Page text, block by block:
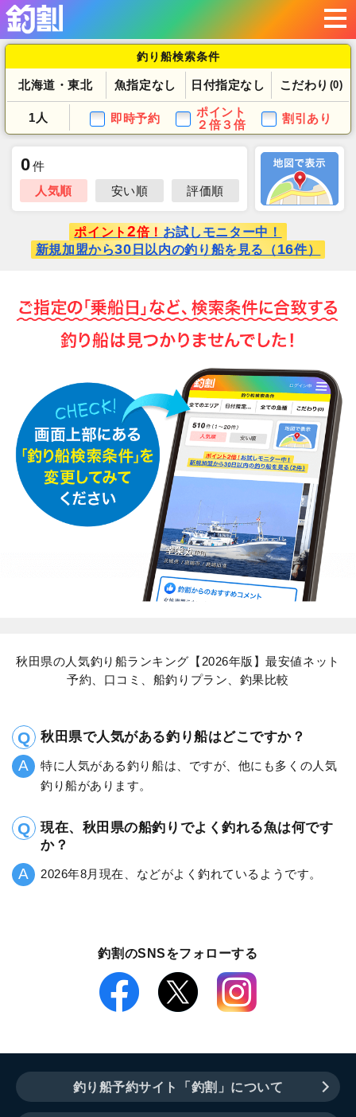
釣り船検索条件
北海道・東北 魚指定なし 日付指定なし こだわり (0)
1人 即時予約
ポイント
２倍３倍
割引あり
0件
人気順
安い順 評価順
ポイント 2倍！ お試しモニター中！
新規加盟から30 日以内の釣り船を見る（16件）
秋田県の人気釣り船ランキング【2026年版】最安値ネット
予約、口コミ、船釣りプラン、釣果比較
秋田県で人気がある釣り船はどこですか？
特に人気がある釣り船は、ですが、他にも多くの人気
釣り船があります。
現在、秋田県の船釣りでよく釣れる魚は何です
か？
2026年8月現在、などがよく釣れているようです。
釣割のSNSをフォローする
釣り船予約サイト「釣割」について